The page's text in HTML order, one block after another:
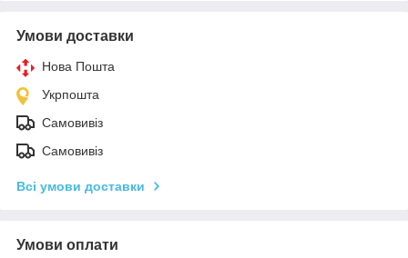
Умови доставки
Нова Пошта
Укрпошта
Самовивіз
Самовивіз
Всі умови доставки
Умови оплати